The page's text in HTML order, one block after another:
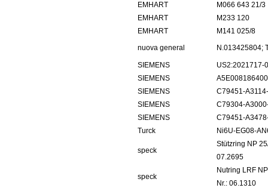
EMHART
M066 643 21/3
EMHART
M233 120
EMHART
M141 025/8
nuova general
N.013425804;
SIEMENS
US2:2021717-
SIEMENS
SIEMENS
C79451-
SIEMENS
C79304-
SIEMENS
C79451-
Turck
Ni6U-EG08-
speck
Stützring NP
07.2695
speck
Nutring LRF
Nr.: 06.1310